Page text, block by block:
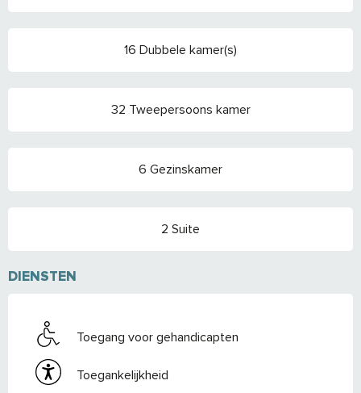
16 Dubbele kamer(s)
32 Tweepersoons kamer
6 Gezinskamer
2 Suite
DIENSTEN
Toegang voor gehandicapten
Toegankelijkheid